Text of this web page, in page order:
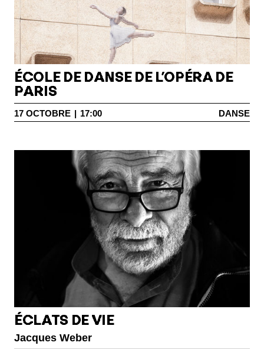
ÉCOLE DE DANSE DE L’OPÉRA DE
PARIS
17 OCTOBRE | 17:00 DANSE
ÉCLATS DE VIE
Jacques Weber